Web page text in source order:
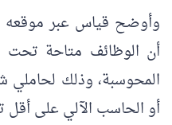
وأوضح قياس عبر موقعه
أن الوظائف متاحة
المحوسبة، وذلك لحاملي
أو الحاسب الآلي على أقل